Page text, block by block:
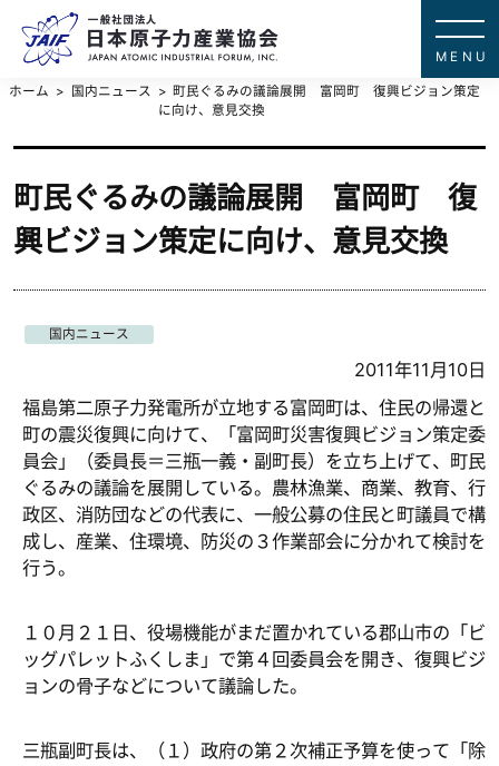
ホーム 国内ニュース
町民ぐるみの議論展開 富岡町 復興ビジョン策定
に向け、意見交換
町民ぐるみの議論展開 富岡町 復
興ビジョン策定に向け、意見交換
国内ニュース
2011年11月10日
福島第二原子力発電所が立地する富岡町は、住民の帰還と
町の震災復興に向けて、「富岡町災害復興ビジョン策定委
員会」（委員長＝三瓶一義・副町長）を立ち上げて、町民
ぐるみの議論を展開している。農林漁業、商業、教育、行
政区、消防団などの代表に、一般公募の住民と町議員で構
成し、産業、住環境、防災の３作業部会に分かれて検討を
行う。
１０月２１日、役場機能がまだ置かれている郡山市の「ビ
ッグパレットふくしま」で第４回委員会を開き、復興ビジ
ョンの骨子などについて議論した。
三瓶副町長は、（１）政府の第２次補正予算を使って「除